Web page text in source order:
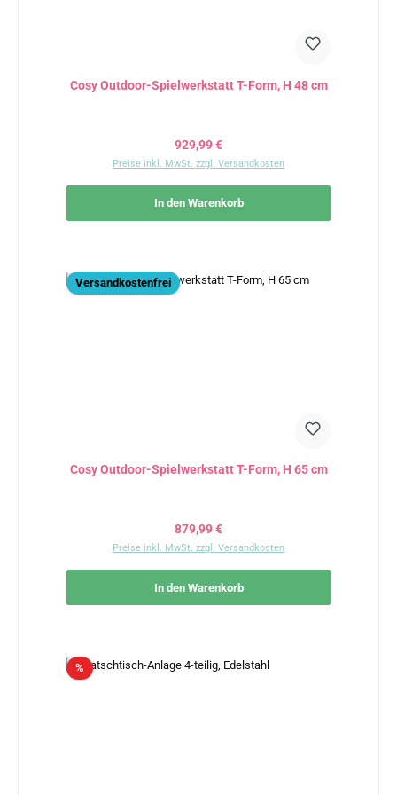
Cosy Outdoor-Spielwerkstatt T-Form, H 48 cm
Regulärer Preis:
929,99 €
Preise inkl. MwSt. zzgl. Versandkosten
In den Warenkorb
Versandkostenfrei
Cosy Outdoor-Spielwerkstatt T-Form, H 65 cm
Regulärer Preis:
879,99 €
Preise inkl. MwSt. zzgl. Versandkosten
In den Warenkorb
%Rabatt